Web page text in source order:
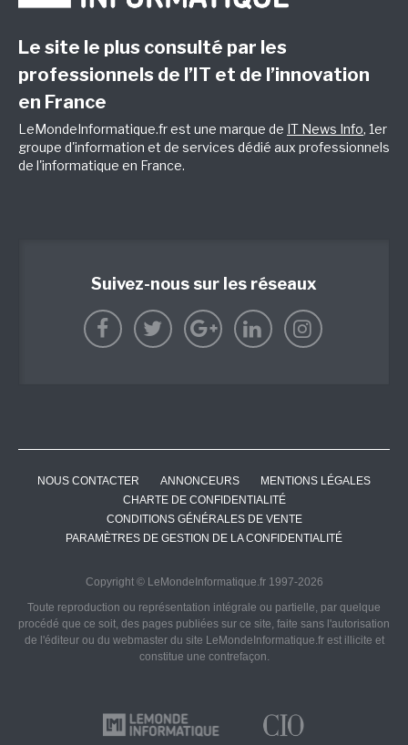
Le site le plus consulté par les
professionnels de l’IT et de l’innovation
en France
LeMondeInformatique.fr est une marque de IT News Info, 1er
groupe d'information et de services dédié aux professionnels
de l'informatique en France.
Suivez-nous sur les réseaux
NOUS CONTACTER ANNONCEURS
MENTIONS LÉGALES
CHARTE DE CONFIDENTIALITÉ
CONDITIONS GÉNÉRALES DE VENTE
PARAMÈTRES DE GESTION DE LA CONFIDENTIALITÉ
Copyright © LeMondeInformatique.fr 1997-2026
Toute reproduction ou représentation intégrale ou partielle, par quelque
procédé que ce soit, des pages publiées sur ce site, faite sans l'autorisation
de l'éditeur ou du webmaster du site LeMondeInformatique.fr est illicite et
constitue une contrefaçon.